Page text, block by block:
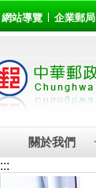
網站導覽 企業郵局
關於我們
:::